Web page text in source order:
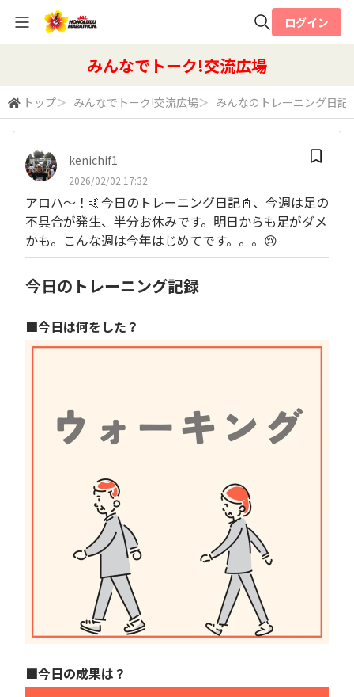
検索
ログイン
みんなでトーク!交流広場
トップ＞ みんなでトーク!交流広場＞ みんなのトレーニング日記
kenichif1
2026/02/02 17:32
アロハ〜！🤙今日のトレーニング日記📓、今週は足の
不具合が発生、半分お休みです。明日からも足がダメ
かも。こんな週は今年はじめてです。。。😢
今日のトレーニング記録
■今日は何をした？
■今日の成果は？